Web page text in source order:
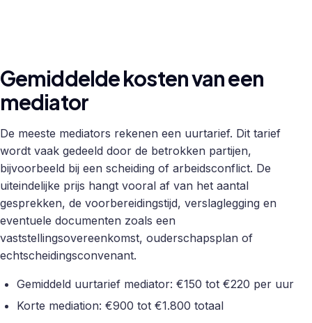
Gemiddelde kosten van een
mediator
De meeste mediators rekenen een uurtarief. Dit tarief
wordt vaak gedeeld door de betrokken partijen,
bijvoorbeeld bij een scheiding of arbeidsconflict. De
uiteindelijke prijs hangt vooral af van het aantal
gesprekken, de voorbereidingstijd, verslaglegging en
eventuele documenten zoals een
vaststellingsovereenkomst, ouderschapsplan of
echtscheidingsconvenant.
Gemiddeld uurtarief mediator: €150 tot €220 per uur
Korte mediation: €900 tot €1.800 totaal